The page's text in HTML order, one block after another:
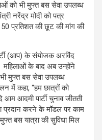
को भी मुफ्त बस सेवा उपलब्ध
नरेंद्र मोदी को पत्र
प्रतिशत की छूट की मांग की
(आप) के संयोजक अरविंद
महिलाओं के बाद अब उन्होंने
भी मुफ्त बस सेवा उपलब्ध
में कहा, “हम छात्रों को
आम आदमी पार्टी चुनाव जीतती
प्रदान करने के मॉडल पर काम
बस यात्रा की सुविधा मिल